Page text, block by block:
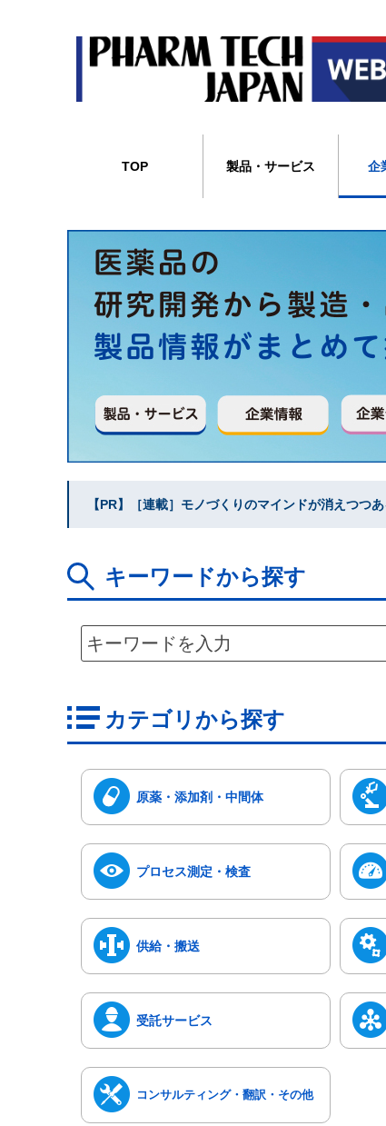
TOP 製品・サービス 企
【PR】［連載］モノづくりのマインドが消えつつ
キーワードから探す
カテゴリから探す
原薬・添加剤・中間体
プロセス測定・検査
供給・搬送
受託サービス
コンサルティング・翻訳・その他